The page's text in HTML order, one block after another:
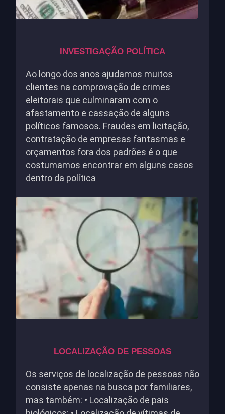
INVESTIGAÇÃO POLÍTICA
Ao longo dos anos ajudamos muitos
clientes na comprovação de crimes
eleitorais que culminaram com o
afastamento e cassação de alguns
políticos famosos. Fraudes em licitação,
contratação de empresas fantasmas e
orçamentos fora dos padrões é o que
costumamos encontrar em alguns casos
dentro da política
LOCALIZAÇÃO DE PESSOAS
Os serviços de localização de pessoas não
consiste apenas na busca por familiares,
mas também: • Localização de pais